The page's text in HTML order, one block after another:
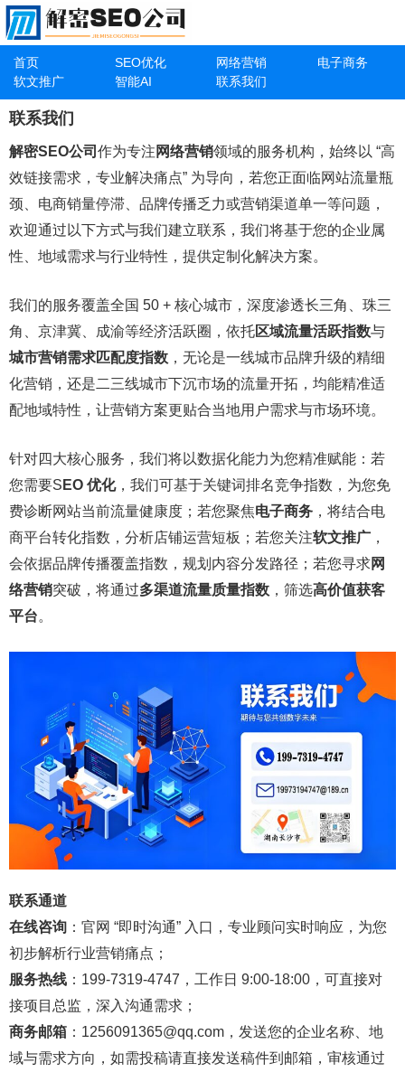
首页 SEO优化 网络营销
电子商务
软文推广
智能AI 联系我们
联系我们
解密SEO公司 作为专注 网络营销领域的服务机构，始终以 “高
效链接需求，专业解决痛点” 为导向，若您正面临网站流量瓶
颈、电商销量停滞、品牌传播乏力或营销渠道单一等问题，
欢迎通过以下方式与我们建立联系，我们将基于您的企业属
性、地域需求与行业特性，提供定制化解决方案。
我们的服务覆盖全国 50 + 核心城市，深度渗透长三角、珠三
角、京津冀、成渝等经济活跃圈，依托区域流量活跃指数与
城市营销需求匹配度指数 ，无论是一线城市品牌升级的精细
化营销，还是二三线城市下沉市场的流量开拓，均能精准适
配地域特性，让营销方案更贴合当地用户需求与市场环境。
针对四大核心服务，我们将以数据化能力为您精准赋能：若
您需要S EO 优化，我们可基于关键词排名竞争指数，为您免
费诊断网站当前流量健康度；若您聚焦电子商务 ，将结合电
商平台转化指数，分析店铺运营短板；若您关注软文推广 ，
会依据品牌传播覆盖指数，规划内容分发路径；若您寻求网
络营销突破，将通过多渠道流量质量指数 ，筛选高价值获客
平台。
联系通道
在线咨询 ：官网 “即时沟通” 入口，专业顾问实时响应，为您
初步解析行业营销痛点；
服务热线 ：199-7319-4747，工作日 9:00-18:00，可直接对
接项目总监，深入沟通需求；
商务邮箱 ：1256091365@qq.com，发送您的企业名称、地
域与需求方向，如需投稿请直接发送稿件到邮箱，审核通过